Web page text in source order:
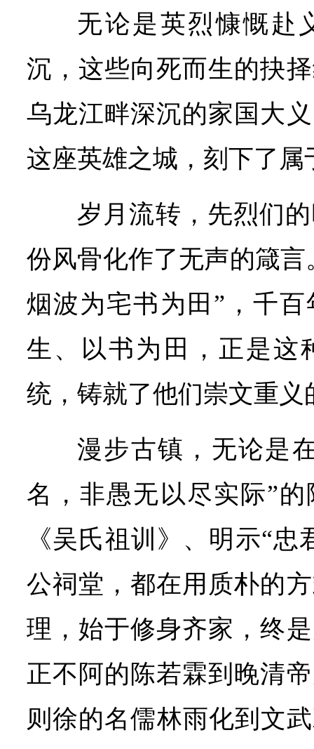
无论是英烈慷慨赴
沉，这些向死而生的抉
乌龙江畔深沉的家国大
这座英雄之城，刻下了
岁月流转，先烈们
份风骨化作了无声的箴
烟波为宅书为田”，千
生、以书为田，正是这
统，铸就了他们崇文重义
漫步古镇，无论是
名，非愚无以尽实际”
《吴氏祖训》、明示“
公祠堂，都在用质朴的
理，始于修身齐家，终
正不阿的陈若霖到晚清
则徐的名儒林雨化到文